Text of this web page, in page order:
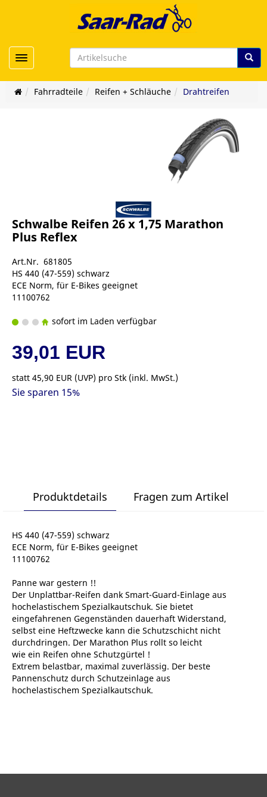
Toggle navigation
Fahrradteile Reifen + Schläuche Drahtreifen
Schwalbe Reifen 26 x 1,75 Marathon
Plus Reflex
Art.Nr. 681805
HS 440 (47-559) schwarz
ECE Norm, für E-Bikes geeignet
11100762
sofort im Laden verfügbar
39,01 EUR
statt 45,90 EUR (UVP) pro Stk (inkl. MwSt.)
Sie sparen 15%
Produktdetails Fragen zum Artikel
HS 440 (47-559) schwarz
ECE Norm, für E-Bikes geeignet
11100762
Panne war gestern !!
Der Unplattbar-Reifen dank Smart-Guard-Einlage aus
hochelastischem Spezialkautschuk. Sie bietet
eingefahrenen Gegenständen dauerhaft Widerstand,
selbst eine Heftzwecke kann die Schutzschicht nicht
durchdringen. Der Marathon Plus rollt so leicht
wie ein Reifen ohne Schutzgürtel !
Extrem belastbar, maximal zuverlässig. Der beste
Pannenschutz durch Schutzeinlage aus
hochelastischem Spezialkautschuk.